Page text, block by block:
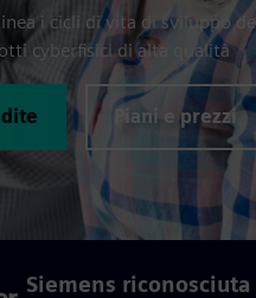
i cicli di vita di sviluppo
cyberfisici di alta qualità
Piani e prezzi
Siemens